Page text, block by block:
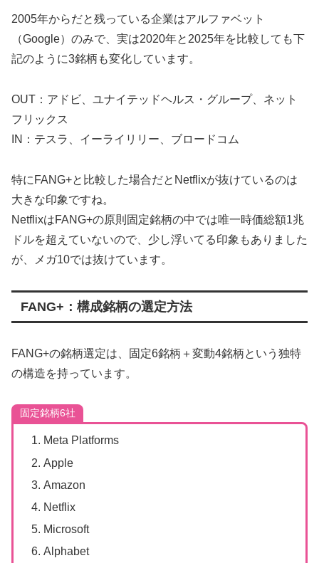
2005年からだと残っている企業はアルファベット
（Google）のみで、実は2020年と2025年を比較しても下
記のように3銘柄も変化しています。
OUT：アドビ、ユナイテッドヘルス・グループ、ネット
フリックス
IN：テスラ、イーライリリー、ブロードコム
特にFANG+と比較した場合だとNetflixが抜けているのは
大きな印象ですね。
NetflixはFANG+の原則固定銘柄の中では唯一時価総額1兆
ドルを超えていないので、少し浮いてる印象もありました
が、メガ10では抜けています。
FANG+：構成銘柄の選定方法
FANG+の銘柄選定は、固定6銘柄＋変動4銘柄という独特
の構造を持っています。
固定銘柄6社
Meta Platforms
Apple
Amazon
Netflix
Microsoft
Alphabet